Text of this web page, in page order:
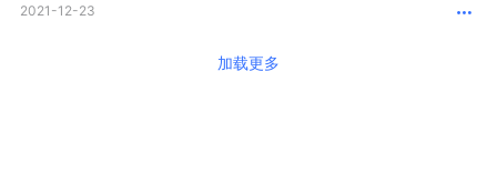
2021-12-23
加载更多